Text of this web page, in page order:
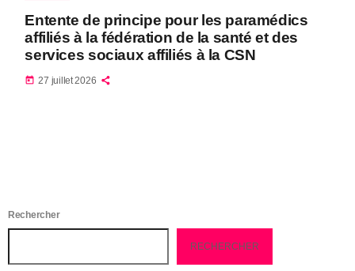
Entente de principe pour les paramédics
affiliés à la fédération de la santé et des
services sociaux affiliés à la CSN
today 27 juillet 2026
Rechercher
RECHERCHER